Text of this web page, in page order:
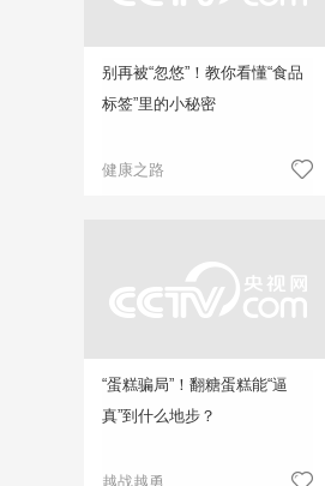
别再被“忽悠”！教你看懂“食品
标签”里的小秘密
健康之路
“蛋糕骗局”！翻糖蛋糕能“逼
真”到什么地步？
越战越勇